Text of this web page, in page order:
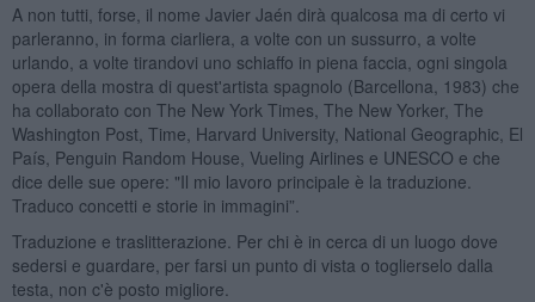
A non tutti, forse, il nome Javier Jaén dirà qualcosa ma di certo vi
parleranno, in forma ciarliera, a volte con un sussurro, a volte
urlando, a volte tirandovi uno schiaffo in piena faccia, ogni singola
opera della mostra di quest'artista spagnolo (Barcellona, 1983) che
ha collaborato con The New York Times, The New Yorker, The
Washington Post, Time, Harvard University, National Geographic, El
País, Penguin Random House, Vueling Airlines e UNESCO e che
dice delle sue opere: "Il mio lavoro principale è la traduzione.
Traduco concetti e storie in immagini”.
Traduzione e traslitterazione. Per chi è in cerca di un luogo dove
sedersi e guardare, per farsi un punto di vista o toglierselo dalla
testa, non c'è posto migliore.